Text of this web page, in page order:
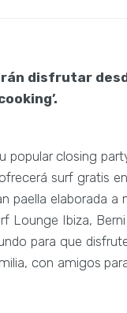
disfrutar
popular closing
surf gratis
paella elaborada a
Lounge Ibiza,
para que
con amigos